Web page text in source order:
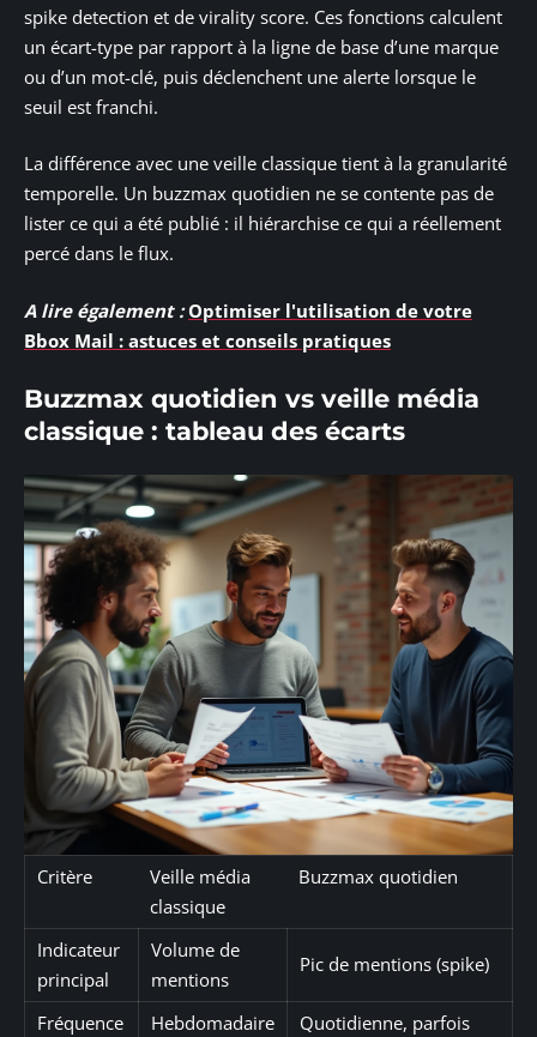
spike detection et de virality score. Ces fonctions calculent
un écart-type par rapport à la ligne de base d’une marque
ou d’un mot-clé, puis déclenchent une alerte lorsque le
seuil est franchi.
La différence avec une veille classique tient à la granularité
temporelle. Un buzzmax quotidien ne se contente pas de
lister ce qui a été publié : il hiérarchise ce qui a réellement
percé dans le flux.
A lire également : Optimiser l'utilisation de votre
Bbox Mail : astuces et conseils pratiques
Buzzmax quotidien vs veille média
classique : tableau des écarts
Critère
Veille média
classique
Buzzmax quotidien
Indicateur
principal
Volume de
mentions
Pic de mentions (spike)
Fréquence
Hebdomadaire
Quotidienne, parfois